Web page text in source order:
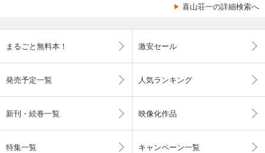
喜山荘一の詳細検索へ
まるごと無料本！ 激安セール
発売予定一覧 人気ランキング
新刊・続巻一覧 映像化作品
特集一覧 キャンペーン一覧